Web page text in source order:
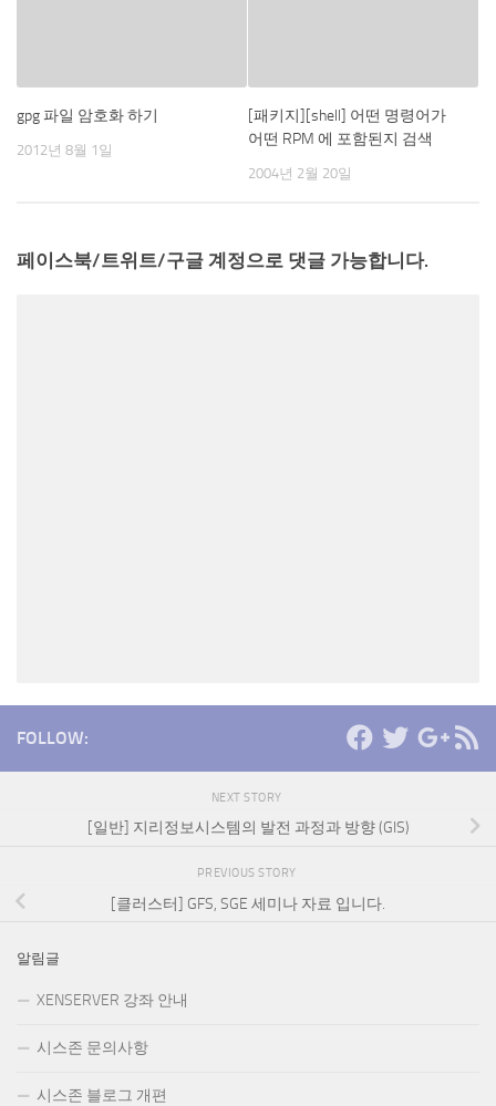
gpg 파일 암호화 하기
2012년 8월 1일
[패키지][shell] 어떤 명령어가
어떤 RPM 에 포함된지 검색
2004년 2월 20일
페이스북/트위트/구글 계정으로 댓글 가능합니다.
FOLLOW:
NEXT STORY
[일반] 지리정보시스템의 발전 과정과 방향 (GIS)
PREVIOUS STORY
[클러스터] GFS, SGE 세미나 자료 입니다.
알림글
XENSERVER 강좌 안내
시스존 문의사항
시스존 블로그 개편